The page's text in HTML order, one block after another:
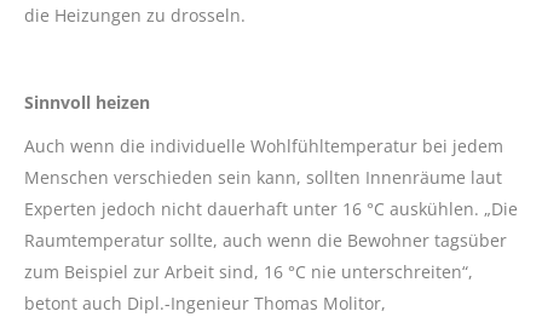
die Heizungen zu drosseln.
Sinnvoll heizen
Auch wenn die individuelle Wohlfühltemperatur bei jedem
Menschen verschieden sein kann, sollten Innenräume laut
Experten jedoch nicht dauerhaft unter 16 °C auskühlen. „Die
Raumtemperatur sollte, auch wenn die Bewohner tagsüber
zum Beispiel zur Arbeit sind, 16 °C nie unterschreiten“,
betont auch Dipl.-Ingenieur Thomas Molitor,